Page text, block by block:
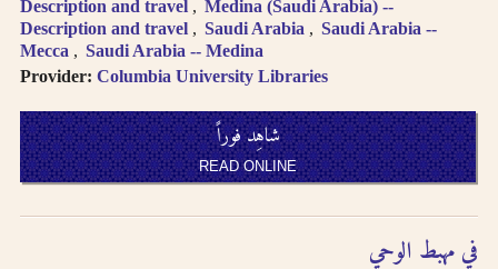
transliteration, i.e.
philosophy,
philosophie,
Try searching
names with or
without the definite
article “Al-“.
Diacritics on the
بالفتحتين
Description and travel
Medina (Saudi Arabia) --
Description and travel
Saudi Arabia
Saudi Arabia --
Mecca
Saudi Arabia -- Medina
Provider: Columbia University Libraries
شاهِد فوراً
READ ONLINE
في مهبط الوحي